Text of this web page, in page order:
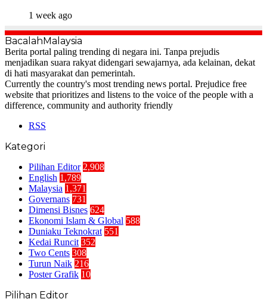
1 week ago
BacalahMalaysia
Berita portal paling trending di negara ini. Tanpa prejudis
menjadikan suara rakyat didengari sewajarnya, ada kelainan, dekat
di hati masyarakat dan pemerintah.
Currently the country's most trending news portal. Prejudice free
website that prioritizes and listens to the voice of the people with a
difference, community and authority friendly
RSS
Kategori
Pilihan Editor 2,908
English 1,789
Malaysia 1,371
Governans 731
Dimensi Bisnes 624
Ekonomi Islam & Global 588
Duniaku Teknokrat 551
Kedai Runcit 352
Two Cents 308
Turun Naik 216
Poster Grafik 10
Pilihan Editor